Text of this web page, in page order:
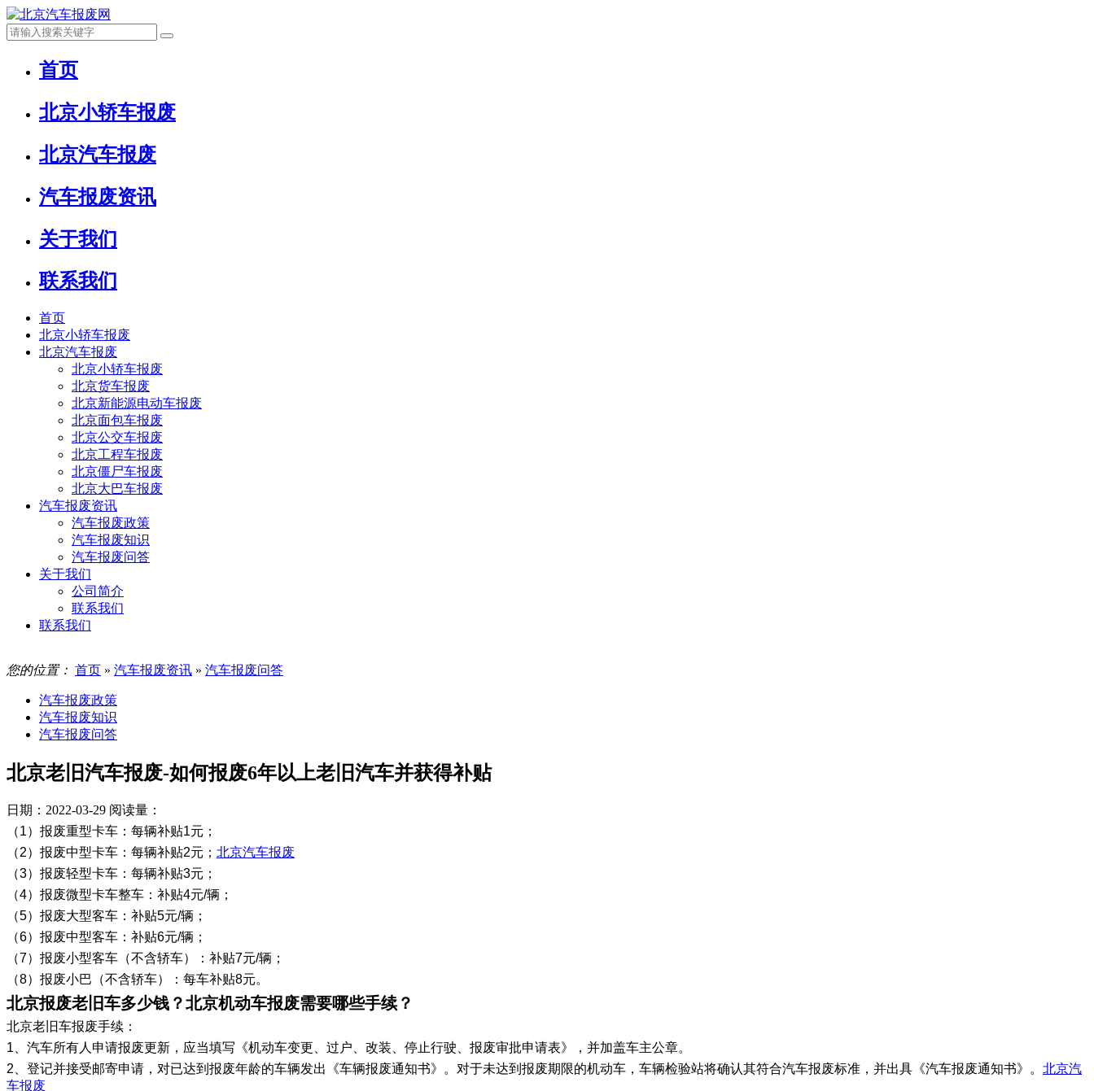
首页
北京小轿车报废
北京汽车报废
汽车报废资讯
关于我们
联系我们
首页
北京小轿车报废
北京汽车报废
北京小轿车报废
北京货车报废
北京新能源电动车报废
北京面包车报废
北京公交车报废
北京工程车报废
北京僵尸车报废
北京大巴车报废
汽车报废资讯
汽车报废政策
汽车报废知识
汽车报废问答
关于我们
公司简介
联系我们
联系我们
您的位置： 首页 » 汽车报废资讯 » 汽车报废问答
汽车报废政策
汽车报废知识
汽车报废问答
北京老旧汽车报废-如何报废6年以上老旧汽车并获得补贴
日期：2022-03-29 阅读量：
（1）报废重型卡车：每辆补贴1元；
（2）报废中型卡车：每辆补贴2元； 北京汽车报废
（3）报废轻型卡车：每辆补贴3元；
（4）报废微型卡车整车：补贴4元/辆；
（5）报废大型客车：补贴5元/辆；
（6）报废中型客车：补贴6元/辆；
（7）报废小型客车（不含轿车）：补贴7元/辆；
（8）报废小巴（不含轿车）：每车补贴8元。
北京报废老旧车多少钱？北京机动车报废需要哪些手续？
北京老旧车报废手续：
1、汽车所有人申请报废更新，应当填写《机动车变更、过户、改装、停止行驶、报废审批申请表》，并加盖车主公章。
2、登记并接受邮寄申请，对已达到报废年龄的车辆发出《车辆报废通知书》。对于未达到报废期限的机动车，车辆检验站将确认其符合汽车报废标准，并出具《汽车报废通知书》。 北京汽
车报废